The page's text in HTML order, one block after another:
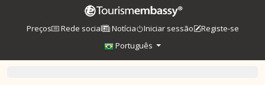
Preços Rede social Notícia Iniciar sessão
Registe-se
Português